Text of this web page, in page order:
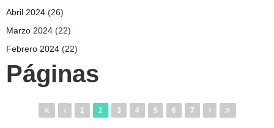
Abril 2024 (26)
Marzo 2024 (22)
Febrero 2024 (22)
Páginas
1 2 3 4 5 6 7